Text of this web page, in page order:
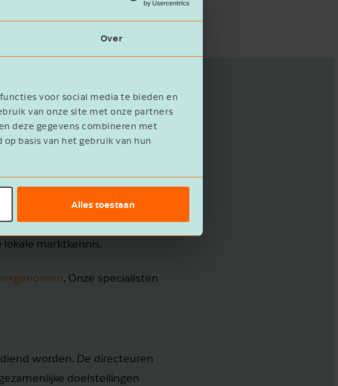
Over
voor social media te bieden en
van onze site met onze partners
deze gegevens combineren met
basis van het gebruik van hun
Alles toestaan
Schaalgrootte en
Met de overname van
marktkennis.
. Onze specialisten
worden. De directeuren
doelstellingen